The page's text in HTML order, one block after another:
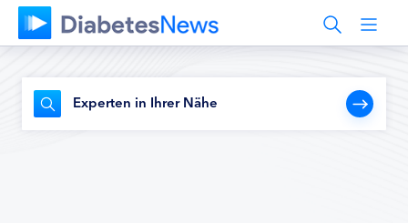
Experten in Ihrer Nähe